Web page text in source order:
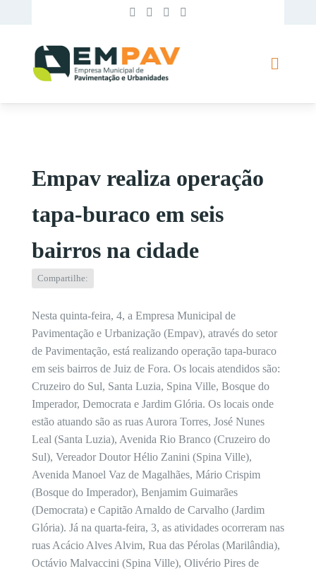
Empav realiza operação
tapa-buraco em seis
bairros na cidade
Compartilhe:
Nesta quinta-feira, 4, a Empresa Municipal de
Pavimentação e Urbanização (Empav), através do setor
de Pavimentação, está realizando operação tapa-buraco
em seis bairros de Juiz de Fora. Os locais atendidos são:
Cruzeiro do Sul, Santa Luzia, Spina Ville, Bosque do
Imperador, Democrata e Jardim Glória. Os locais onde
estão atuando são as ruas Aurora Torres, José Nunes
Leal (Santa Luzia), Avenida Rio Branco (Cruzeiro do
Sul), Vereador Doutor Hélio Zanini (Spina Ville),
Avenida Manoel Vaz de Magalhães, Mário Crispim
(Bosque do Imperador), Benjamim Guimarães
(Democrata) e Capitão Arnaldo de Carvalho (Jardim
Glória). Já na quarta-feira, 3, as atividades ocorreram nas
ruas Acácio Alves Alvim, Rua das Pérolas (Marilândia),
Octávio Malvaccini (Spina Ville), Olivério Pires de